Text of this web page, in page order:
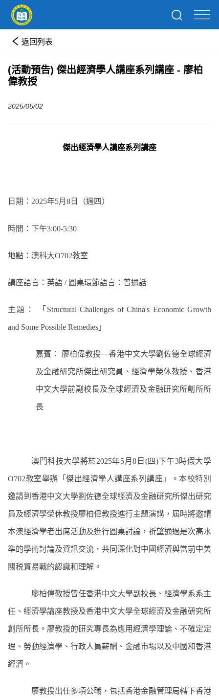
返回列表
(活動預告) 傑出經濟學人講座系列講座 - 廖柏
偉教授
2025/05/02
傑出經濟學人講座系列講座
日期： 2025年5月 8 日（週四）
時間：下午3:00-5:30
地點：澳科大O702教室
講座語言：英語 / 圓桌環節語言：普通話
主題： 「 Structural Challenges of China's Economic Growth
and Some Possible Remedies 」
嘉賓： 廖柏偉教授—香港中文大學劉佐德全球經濟
及金融研究所傑出研究員、經濟學榮休教授、香港
中文大學前副校長及全球經濟及金融研究所創所所
長
澳門科技大學將於2025年5月8 日 (四)下午3時假大學
O702教室舉辦「傑出經濟學人講座系列講座」。本校特別
邀請到香港中文大學劉佐德全球經濟及金融研究所傑出研究
員及經濟學榮休教授廖柏偉教授進行主題演講，屆時將邀請
本澳經濟學者出席活動及進行圓桌討論，祈望通過是次高水
準的學術討論及資訊交流，共同深化對中國經濟與當前中美
關税貿易戰的認識和理解。
廖柏偉教授曾任香港中文大學副校長、經濟學系系主
任、經濟學講座教授及香港中文大學全球經濟及金融研究所
創所所長。廖教授的研究專長為應用經濟學理論、不確定定
理、勞動經濟學、行政人員薪酬、金融市場以及中國和香港
經濟。
廖教授出任多項公職，包括香港金融管理局轄下香港